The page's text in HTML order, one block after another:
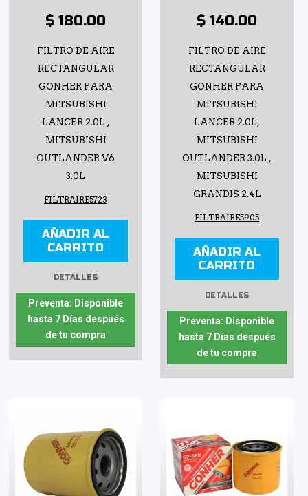
$ 180.00
FILTRO DE AIRE
RECTANGULAR
GONHER PARA
MITSUBISHI
LANCER 2.0L ,
MITSUBISHI
OUTLANDER V6
3.0L
FILTRAIRE5723
AÑADIR AL
CARRITO
DETALLES
Preventa: Disponible
hasta 7 Días después
de tu compra
$ 140.00
FILTRO DE AIRE
RECTANGULAR
GONHER PARA
MITSUBISHI
LANCER 2.0L,
MITSUBISHI
OUTLANDER 3.0L ,
MITSUBISHI
GRANDIS 2.4L
FILTRAIRE5905
AÑADIR AL
CARRITO
DETALLES
Preventa: Disponible
hasta 7 Días después
de tu compra